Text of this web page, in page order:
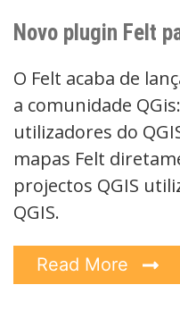
Novo plugin Felt
O Felt acaba de
a comunidade
utilizadores do
mapas Felt
projectos QGIS
QGIS.
Read More